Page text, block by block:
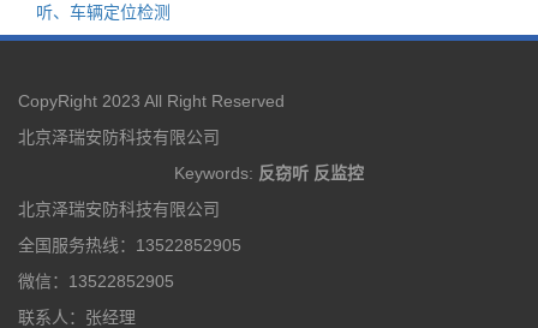
听、车辆定位检测
CopyRight 2023 All Right Reserved
北京泽瑞安防科技有限公司
Keywords: 反窃听 反监控
北京泽瑞安防科技有限公司
全国服务热线：13522852905
微信：13522852905
联系人：张经理